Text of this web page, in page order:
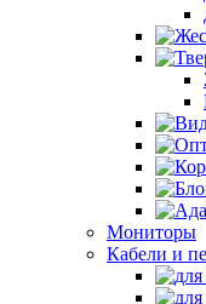
Мониторы
Кабели и